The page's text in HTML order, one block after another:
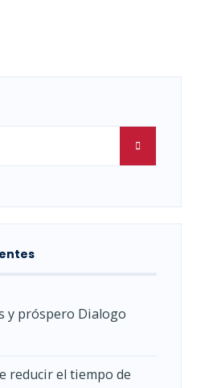
y próspero Dialogo
reducir el tiempo de